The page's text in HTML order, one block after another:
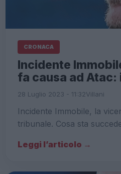
CRONACA
Incidente
fa causa ad Atac:
28 Luglio 2023 - 11:32Villani
Incidente Immobile, la
tribunale. Cosa sta
Leggi l’articolo →